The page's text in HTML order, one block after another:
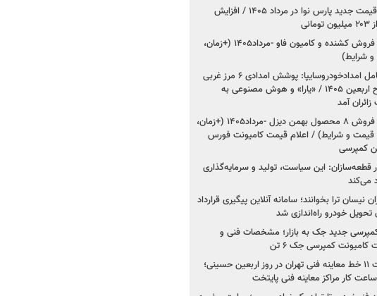
اعلام قیمت جدید پارس نوا در مرداد ۱۴۰۵ / افزایش
شروع فروش کشنده و کامیون فاو -مرداد۱۴۰۵ (+زمان،
شرایط)
مدیرعامل امدادخودروسایپا: پوشش امدادی ۶ مرز غربی
در طرح اربعین ۱۴۰۵ / «یارا» و هوش مصنوعی به
آمد
شروع فروش ۸ محصول بهمن دیزل -مرداد۱۴۰۵ (+زمان،
و شرایط) / اعلام قیمت کامیونت فورس
قطعه‌سازان: این سیاست، تولید و سرمایه‌گذاری
می‌کند
نیسان ترا بخوانند؛ سامانه آنلاین پیگیری قرارداد
تحویل خودرو راه‌اندازی شد
جدید جک به بازار؛ مشخصات فنی و
کامیونت کمپرسی جک ۶ تن
فعالیت ۱۱ خط معاینه فنی تهران در روز اربعین حسینی؛
کار مراکز معاینه فنی پایتخت